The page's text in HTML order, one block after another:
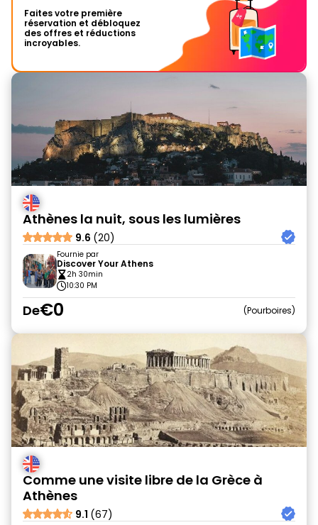
Faites votre première
réservation et débloquez
des offres et réductions
incroyables.
Athènes la nuit, sous les lumières
9.6 (20)
Fournie par
Discover Your Athens
2h 30min
10:30 PM
De€0 Pourboires
Comme une visite libre de la Grèce à
Athènes
9.1 (67)